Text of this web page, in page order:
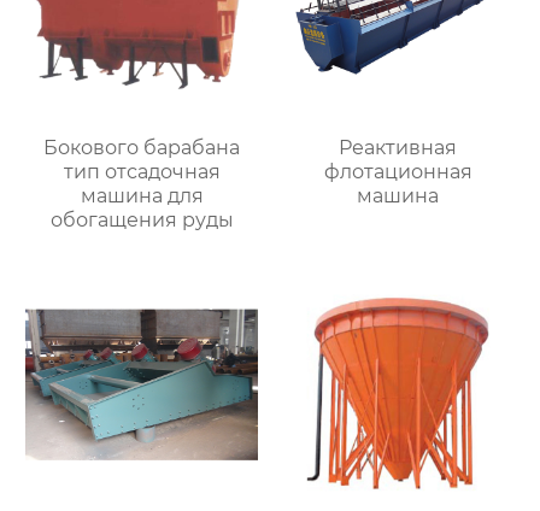
Бокового барабана
тип отсадочная
машина для
обогащения руды
Реактивная
флотационная
машина